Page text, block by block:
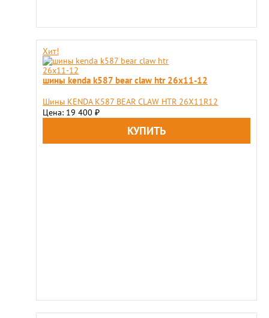
Хит!
шины kenda k587 bear claw htr 26x11-12
Шины KENDA K587 BEAR CLAW HTR 26X11R12
Цена: 19 400 ₽